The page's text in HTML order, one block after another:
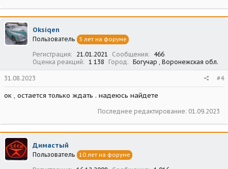
Oksiqen
Пользователь 5 лет на форуме
Регистрация 21.01.2021 Сообщения
466
Оценка реакций
1 138 Город Богучар , Воронежская обл.
31.08.2023 #4
ок , остается только ждать . надеюсь найдете
Последнее редактирование: 01.09.2023
Димастый
Пользователь 10 лет на форуме